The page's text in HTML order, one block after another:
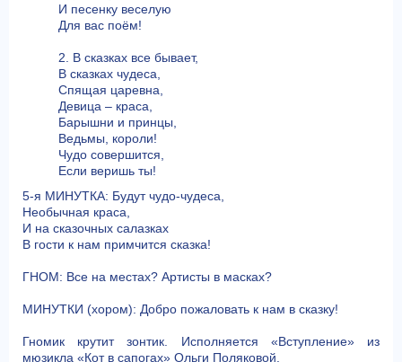
И песенку веселую
Для вас поём!
2. В сказках все бывает,
В сказках чудеса,
Спящая царевна,
Девица – краса,
Барышни и принцы,
Ведьмы, короли!
Чудо совершится,
Если веришь ты!
5-я МИНУТКА: Будут чудо-чудеса,
Необычная краса,
И на сказочных салазках
В гости к нам примчится сказка!
ГНОМ: Все на местах? Артисты в масках?
МИНУТКИ (хором): Добро пожаловать к нам в сказку!
Гномик крутит зонтик. Исполняется «Вступление» из
мюзикла «Кот в сапогах» Ольги Поляковой.